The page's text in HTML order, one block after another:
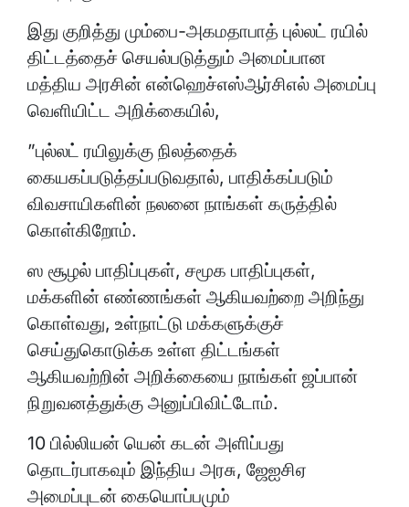
இது குறித்து மும்பை-அகமதாபாத் புல்லட் ரயில்
திட்டத்தைச் செயல்படுத்தும் அமைப்பான
மத்திய அரசின் என்ஹெச்எஸ்ஆர்சிஎல் அமைப்பு
வெளியிட்ட அறிக்கையில்,
”புல்லட் ரயிலுக்கு நிலத்தைக்
கையகப்படுத்தப்படுவதால், பாதிக்கப்படும்
விவசாயிகளின் நலனை நாங்கள் கருத்தில்
கொள்கிறோம்.
ஸ சூழல் பாதிப்புகள், சமூக பாதிப்புகள்,
மக்களின் எண்ணங்கள் ஆகியவற்றை அறிந்து
கொள்வது, உள்நாட்டு மக்களுக்குச்
செய்துகொடுக்க உள்ள திட்டங்கள்
ஆகியவற்றின் அறிக்கையை நாங்கள் ஜப்பான்
நிறுவனத்துக்கு அனுப்பிவிட்டோம்.
10 பில்லியன் யென் கடன் அளிப்பது
தொடர்பாகவும் இந்திய அரசு, ஜேஐசிஏ
அமைப்புடன் கையொப்பமும்